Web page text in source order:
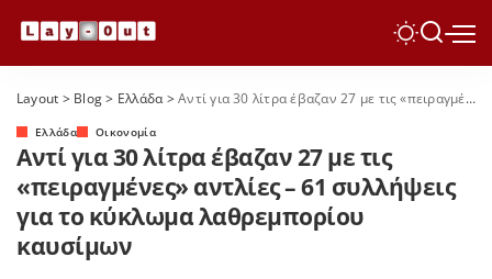
Layout > Blog> Ελλάδα>Αντί για 30 λίτρα έβαζαν 27 με τις «πειραγμένες» αντλίες – 61 συλλήψεις για το κύκλωμα λαθρεμπορίου καυσίμων
Ελλάδα Οικονομία
Αντί για 30 λίτρα έβαζαν 27 με τις
«πειραγμένες» αντλίες – 61 συλλήψεις
για το κύκλωμα λαθρεμπορίου
καυσίμων